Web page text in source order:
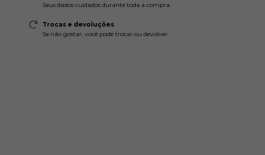
Seus dados cuidados durante toda a compra.
Trocas e devoluções
Se não gostar, você pode trocar ou devolver.